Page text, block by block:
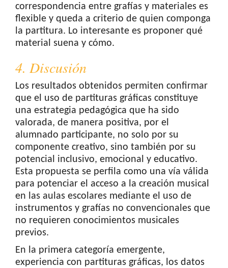
correspondencia entre grafías y materiales es
flexible y queda a criterio de quien componga
la partitura. Lo interesante es proponer qué
material suena y cómo.
4. Discusión
Los resultados obtenidos permiten confirmar
que el uso de partituras gráficas constituye
una estrategia pedagógica que ha sido
valorada, de manera positiva, por el
alumnado participante, no solo por su
componente creativo, sino también por su
potencial inclusivo, emocional y educativo.
Esta propuesta se perfila como una vía válida
para potenciar el acceso a la creación musical
en las aulas escolares mediante el uso de
instrumentos y grafías no convencionales que
no requieren conocimientos musicales
previos.
En la primera categoría emergente,
experiencia con partituras gráficas, los datos